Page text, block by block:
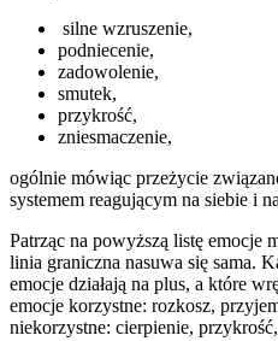
silne wzruszenie,
podniecenie,
zadowolenie,
smutek,
przykrość,
zniesmaczenie,
ogólnie mówiąc przeżycie
systemem reagującym na siebie i
Patrząc na powyższą listę emocje
linia graniczna nasuwa się sama.
emocje działają na plus, a które
emocje korzystne: rozkosz,
niekorzystne: cierpienie,